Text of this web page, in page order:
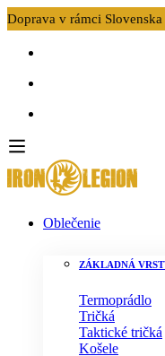
Doprava v rámci
Oblečenie
ZÁKLADNÁ
Termoprádlo
Tričká
Taktické tričká
Košele